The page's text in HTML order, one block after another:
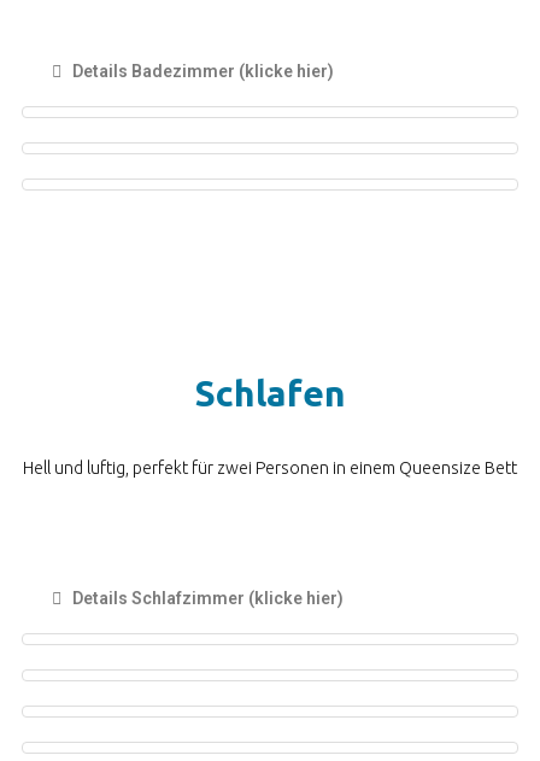
Details Badezimmer (klicke hier)
Schlafen
Hell und luftig, perfekt für zwei Personen in einem Queensize Bett
Details Schlafzimmer (klicke hier)